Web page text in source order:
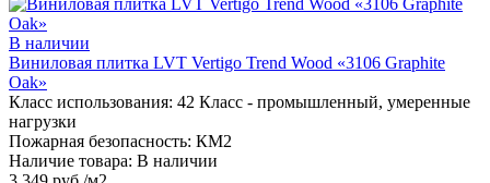
В наличии
Виниловая плитка LVT Vertigo Trend Wood «3106 Graphite
Oak»
Класс использования: 42 Класс - промышленный, умеренные
нагрузки
Пожарная безопасность: КМ2
Наличие товара: В наличии